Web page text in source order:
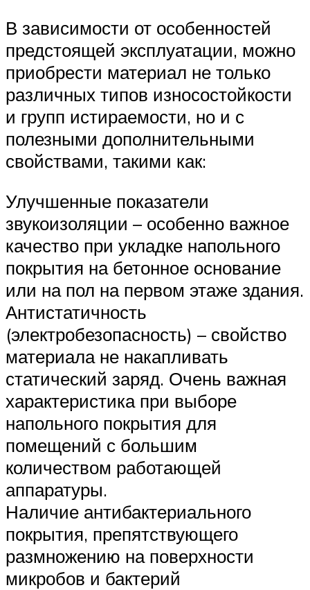
В зависимости от особенностей
предстоящей эксплуатации, можно
приобрести материал не только
различных типов износостойкости
и групп истираемости, но и с
полезными дополнительными
свойствами, такими как:
Улучшенные показатели
звукоизоляции – особенно важное
качество при укладке напольного
покрытия на бетонное основание
или на пол на первом этаже здания.
Антистатичность
(электробезопасность) – свойство
материала не накапливать
статический заряд. Очень важная
характеристика при выборе
напольного покрытия для
помещений с большим
количеством работающей
аппаратуры.
Наличие антибактериального
покрытия, препятствующего
размножению на поверхности
микробов и бактерий